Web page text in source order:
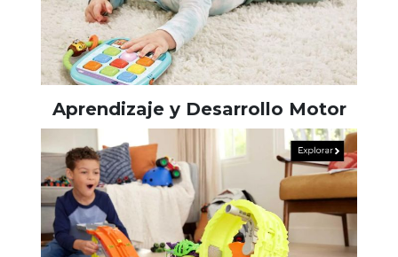
Aprendizaje y Desarrollo Motor